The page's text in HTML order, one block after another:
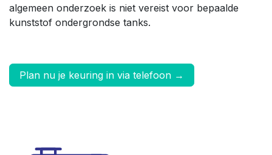
algemeen onderzoek is niet vereist voor bepaalde
kunststof ondergrondse tanks.
Plan nu je keuring in via telefoon →